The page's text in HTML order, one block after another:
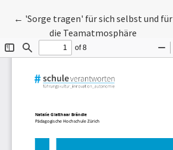
← Zu Artikeldetails zurückkehren
'Sorge tragen' für sich selbst und für
die Teamatmosphäre